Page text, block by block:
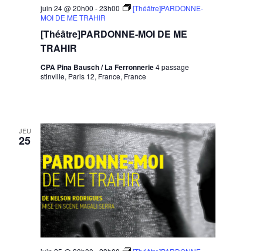
[Théâtre]PARDONNE-MOI DE ME
TRAHIR
juin 24 @ 20h00 -23h00
[Théâtre]PARDONNE-
MOI DE ME TRAHIR
CPA Pina Bausch / La Ferronnerie4 passage
stinville, Paris 12, France, France
JEU
25